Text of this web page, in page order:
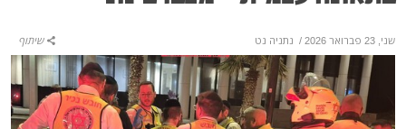
שני, 23 פברואר 2026 / נתניה נט שיתוף